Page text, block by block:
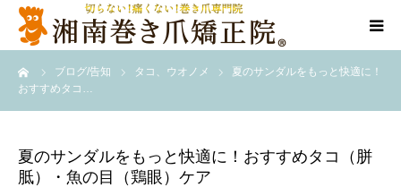
ブログ/告知 タコ、ウオノメ
夏のサンダルをもっと快適に！
おすすめタコ…
夏のサンダルをもっと快適に！おすすめタコ（胼
胝）・魚の目（鶏眼）ケア
当院について
料金/メニュー